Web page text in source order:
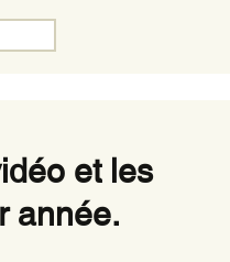
et les
année.